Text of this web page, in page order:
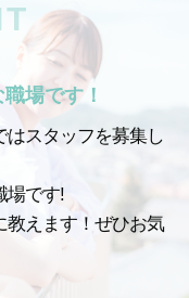
場です！
スタッフを募集し
場です!
教えます！ぜひお気